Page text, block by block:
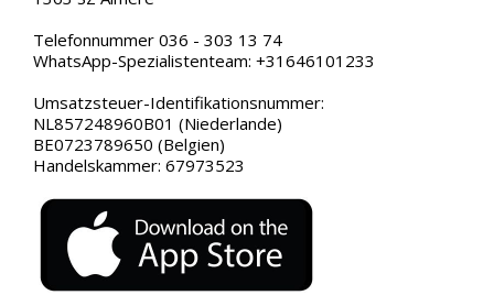
Telefonnummer 036 - 303 13 74
WhatsApp-Spezialistenteam: +31646101233
Umsatzsteuer-Identifikationsnummer:
NL857248960B01 (Niederlande)
BE0723789650 (Belgien)
Handelskammer: 67973523